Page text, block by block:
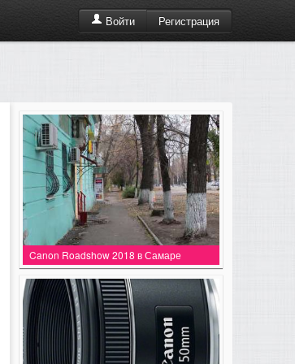
Войти Регистрация
Canon Roadshow 2018 в Самаре